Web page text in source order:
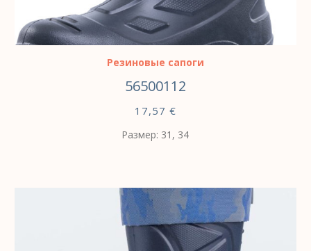
ВЫБЕРИТЕ ПАРАМЕТРЫ
Резиновые сапоги
56500112
17,57 €
Размер: 31, 34